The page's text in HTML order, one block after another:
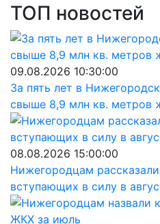
ТОП новостей
09.08.2026 10:30:00
За пять лет в
свыше 8,9 млн кв. метров
08.08.2026 15:00:00
Нижегородцам
вступающих в силу в